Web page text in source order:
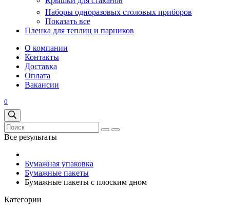
Наборы одноразовых столовых приборов
Показать все
Пленка для теплиц и парников
О компании
Контакты
Доставка
Оплата
Вакансии
0
Все результаты
Бумажная упаковка
Бумажные пакеты
Бумажные пакеты с плоским дном
Категории